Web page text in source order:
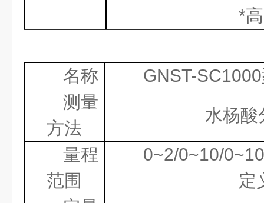
*
名称 GNST-SC1000
测量
方法
水杨酸
量程
范围
0~2/0~10/
定